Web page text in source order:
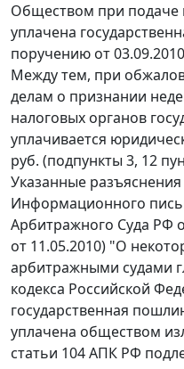
Обществом при подаче
уплачена
поручению от
Между тем, при
делам о признании
налоговых органов
уплачивается
руб. (подпункты 3, 12
Указанные
Информационного
Арбитражного Суда РФ
от 11.05.2010) "О
арбитражными судами
кодекса Российской
государственная
уплачена обществом
статьи 104АПК РФ